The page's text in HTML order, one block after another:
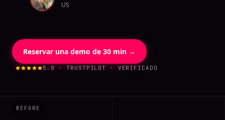
US
Reservar una demo de 30 min →
5.0 · TRUSTPILOT · VERIFICADO